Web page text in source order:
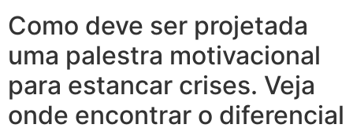
Como deve ser projetada
uma palestra motivacional
para estancar crises. Veja
onde encontrar o diferencial